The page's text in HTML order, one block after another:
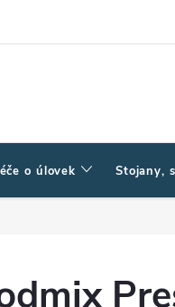
o úlovek Stojany,